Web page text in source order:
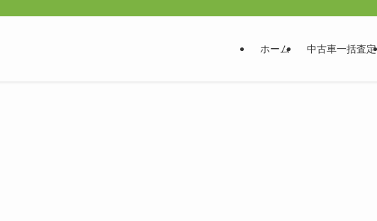
ホーム 中古車一括査定